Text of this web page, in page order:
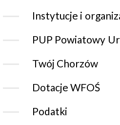
Instytucje i
PUP Powiatowy
Twój Chorzów
Dotacje WFOŚ
Podatki